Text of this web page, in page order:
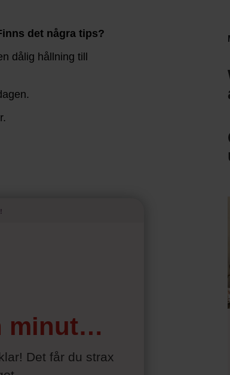
det några tips?
dålig hållning till
minut…
Det får du strax